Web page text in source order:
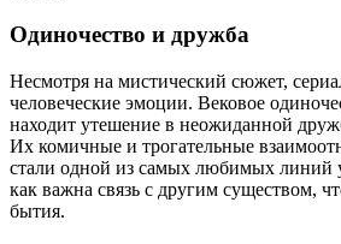
Одиночество и дружба
Несмотря на мистический сюжет,
человеческие эмоции. Вековое
находит утешение в неожиданной
Их комичные и трогательные
стали одной из самых любимых линий
как важна связь с другим существом,
бытия.